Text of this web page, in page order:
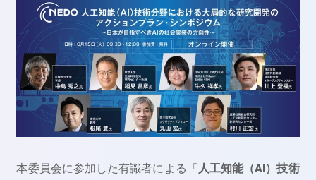
本委員会に参加した有識者による「 人工知能（AI）技術